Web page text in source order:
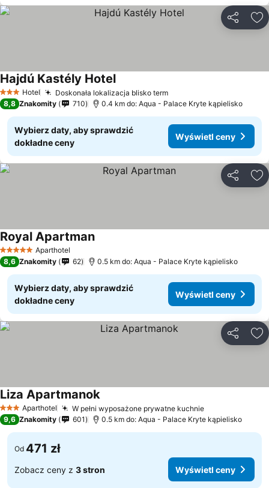
3 Kategoria
Hotel Doskonała lokalizacja blisko term
Hajdú Kastély Hotel
8,8 Znakomity 710 0.4 km do: Aqua - Palace Kryte kąpielisko
Wybierz daty, aby sprawdzić
dokładne ceny
Wyświetl ceny
5 KategoriaAparthotel
Royal Apartman
8,6 Znakomity 62 0.5 km do: Aqua - Palace Kryte kąpielisko
Wybierz daty, aby sprawdzić
dokładne ceny
Wyświetl ceny
3 KategoriaAparthotel W pełni wyposażone prywatne kuchnie
Liza Apartmanok
9,6 Znakomity 601 0.5 km do: Aqua - Palace Kryte kąpielisko
Od 471 zł
Zobacz ceny z 3 stron Wyświetl ceny